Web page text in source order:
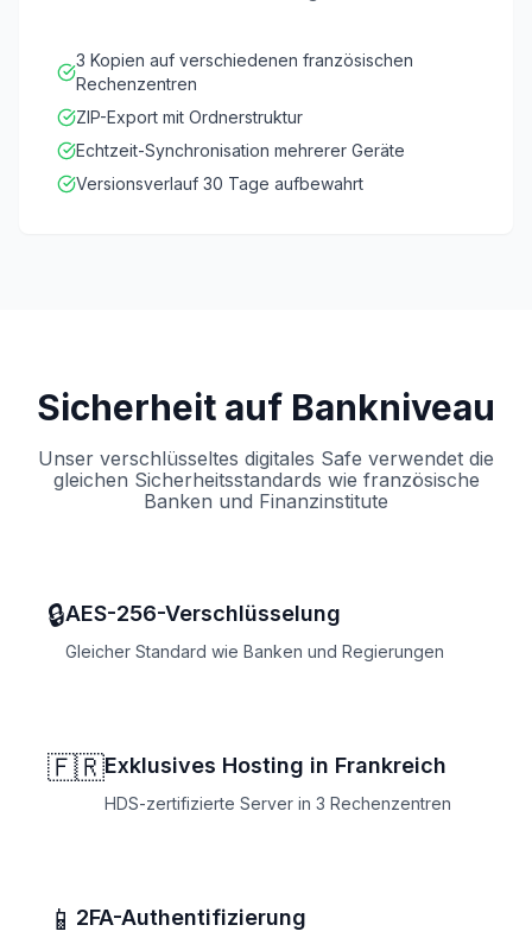
3 Kopien auf verschiedenen französischen
Rechenzentren
ZIP-Export mit Ordnerstruktur
Echtzeit-Synchronisation mehrerer Geräte
Versionsverlauf 30 Tage aufbewahrt
Sicherheit auf Bankniveau
Unser verschlüsseltes digitales Safe verwendet die
gleichen Sicherheitsstandards wie französische
Banken und Finanzinstitute
🔒AES-256-Verschlüsselung
Gleicher Standard wie Banken und Regierungen
🇫🇷Exklusives Hosting in Frankreich
HDS-zertifizierte Server in 3 Rechenzentren
📱 2FA-Authentifizierung